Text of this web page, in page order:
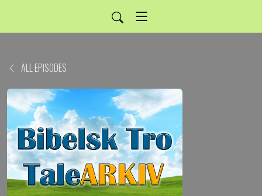
ALL EPISODES